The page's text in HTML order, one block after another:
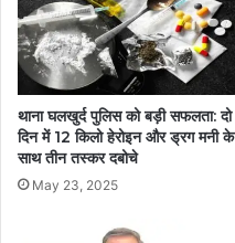
थाना घलखुर्द पुलिस को बड़ी सफलता: दो
दिन में 12 किलो हेरोइन और ड्रग मनी के
साथ तीन तस्कर दबोचे
May 23, 2025